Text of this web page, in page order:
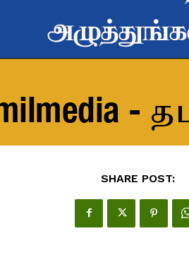
SHARE POST: